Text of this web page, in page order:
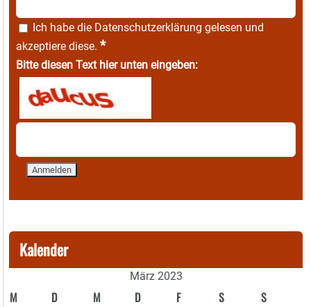
Ich habe die Datenschutzerklärung gelesen und
akzeptiere diese. *
Bitte diesen Text hier unten eingeben:
Kalender
März 2023
M D M D F S S